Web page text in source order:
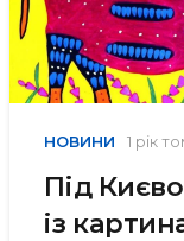
НОВИНИ 1 рік
Під
із